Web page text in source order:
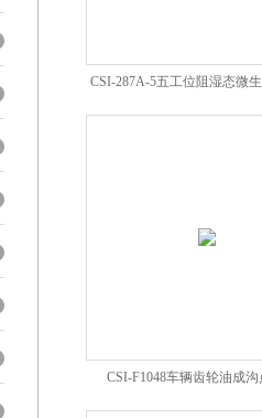
CSI-287A-5五工位阻湿态微
仪
CSI-F1048车辆齿轮油成